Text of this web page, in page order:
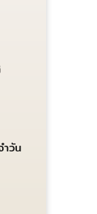
ำวัน